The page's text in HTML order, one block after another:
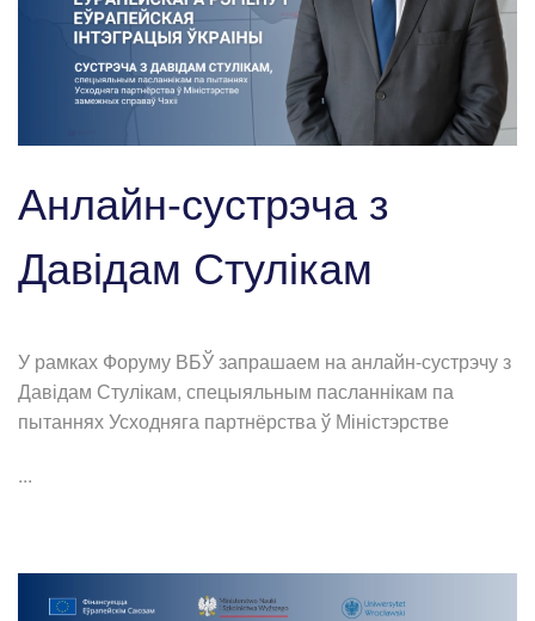
Анлайн-сустрэча з
Давідам Стулікам
У рамках Форуму ВБЎ запрашаем на анлайн-сустрэчу з
Давідам Стулікам, спецыяльным пасланнікам па
пытаннях Усходняга партнёрства ў Міністэрстве
...